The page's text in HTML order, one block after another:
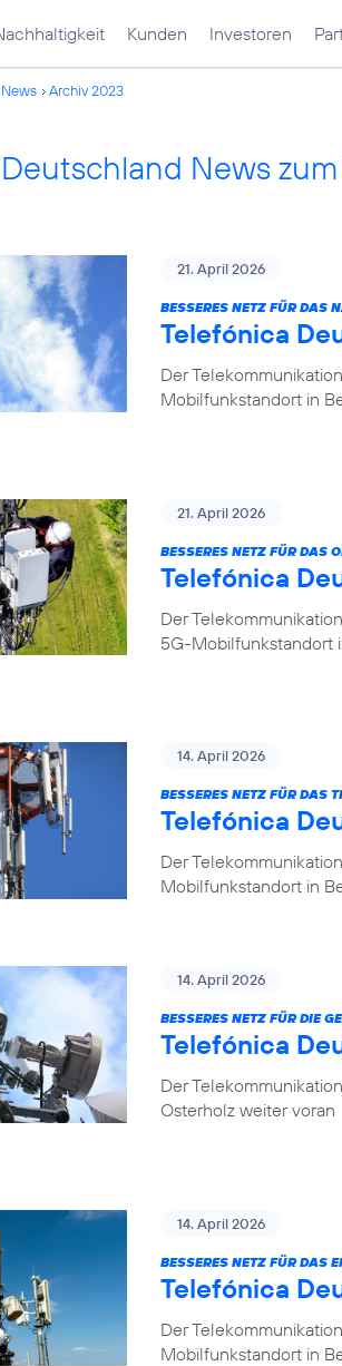
Kunden Investoren
Archiv 2023
News
21. April 2026
BESSERES NETZ FÜR DAS
Telefónica
Der
Mobilfunkstandort in
21. April 2026
BESSERES NETZ FÜR DAS
Telefónica
Der
5G-Mobilfunkstandort
14. April 2026
BESSERES NETZ FÜR DAS
Telefónica
Der
Mobilfunkstandort in
14. April 2026
BESSERES NETZ FÜR DIE
Telefónica
Der
Osterholz weiter voran
14. April 2026
BESSERES NETZ FÜR DAS
Telefónica
Der
Mobilfunkstandort in